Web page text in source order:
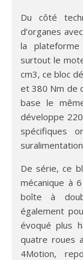
Du côté
d’organes
la
surtout le
cm3, ce bloc
et 380 Nm de
base le
développe
spécifiques
De série, ce
mécanique à
boîte à
également
évoqué plus
quatre roues
4Motion,